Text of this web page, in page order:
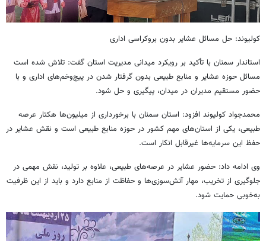
کولیوند: حل مسائل عشایر بدون بروکراسی اداری
استاندار سمنان با تأکید بر رویکرد میدانی مدیریت استان گفت: تلاش شده است
مسائل حوزه عشایر و منابع طبیعی بدون گرفتار شدن در پیچ‌وخم‌های اداری و با
حضور مستقیم مدیران در میدان، پیگیری و حل شود.
محمدجواد کولیوند افزود: استان سمنان با برخورداری از میلیون‌ها هکتار عرصه
طبیعی، یکی از استان‌های مهم کشور در حوزه منابع طبیعی است و نقش عشایر در
حفظ این سرمایه‌ها غیرقابل انکار است.
وی ادامه داد: حضور عشایر در عرصه‌های طبیعی، علاوه بر تولید، نقش مهمی در
جلوگیری از تخریب، مهار آتش‌سوزی‌ها و حفاظت از منابع دارد و باید از این ظرفیت
به‌خوبی حمایت شود.